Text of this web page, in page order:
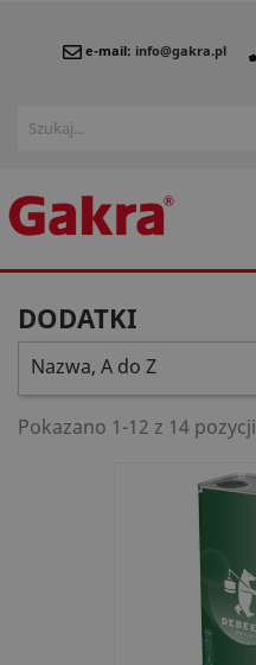
e-mail: info@gakra.pl
DODATKI
Nazwa, A do Z
Pokazano 1-12 z 14 pozycji